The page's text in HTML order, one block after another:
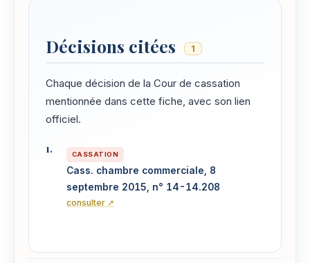
Décisions citées 1
Chaque décision de la Cour de cassation
mentionnée dans cette fiche, avec son lien
officiel.
CASSATION
Cass. chambre commerciale, 8
septembre 2015, n° 14-14.208
consulter ↗